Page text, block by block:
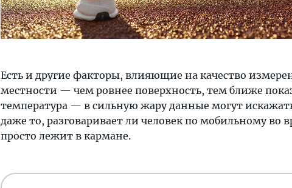
Есть и другие факторы, влияющие на качество
местности — чем ровнее поверхность, тем ближе
температура — в сильную жару данные могут
даже то, разговаривает ли человек по мобильному во
просто лежит в кармане.